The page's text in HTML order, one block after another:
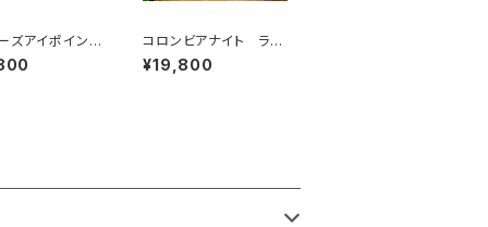
ズアイポイン
クレス 集中
力、判断力、力
コロンビアナイト ライ
トニングストーン 霊的
世界との接触 新しい
¥19,800